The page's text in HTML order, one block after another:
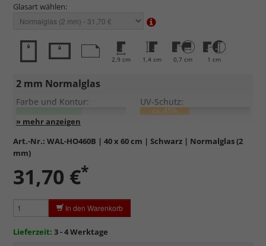
Glasart wählen:
2,9 cm 1,4 cm 0,7 cm 1 cm
2 mm Normalglas
Farbe und Kontur: UV-Schutz:
ca. 45%
Entspiegelung:
Standardglas
Formstabil, preiswert, witterungs- und hitzebeständig
sowie kratzfest.
Reflektierende Oberfläche
werden kann.
Schutz des Bildes.
Art.-Nr.: WAL-HO460B | 40 x 60 cm | Schwarz | Normalglas (2
mm)
31,70 €*
In den Warenkorb
Lieferzeit: 3 - 4 Werktage